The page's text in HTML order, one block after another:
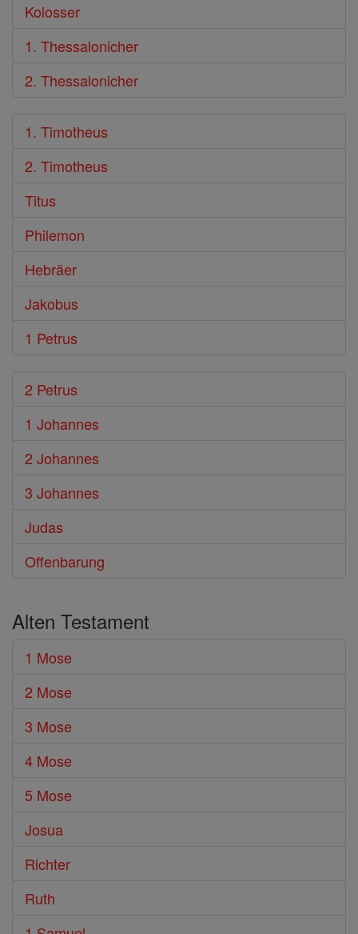
Kolosser
1. Thessalonicher
2. Thessalonicher
1. Timotheus
2. Timotheus
Titus
Philemon
Hebräer
Jakobus
1 Petrus
2 Petrus
1 Johannes
2 Johannes
3 Johannes
Judas
Offenbarung
Alten Testament
1 Mose
2 Mose
3 Mose
4 Mose
5 Mose
Josua
Richter
Ruth